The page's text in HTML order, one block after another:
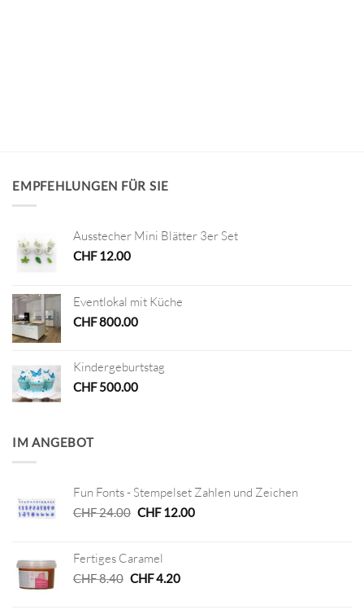
EMPFEHLUNGEN FÜR SIE
Ausstecher Mini Blätter 3er Set
CHF12.00
Eventlokal mit Küche
CHF800.00
Kindergeburtstag
CHF500.00
IM ANGEBOT
Fun Fonts - Stempelset Zahlen und Zeichen
CHF24.00 Ursprünglicher
CHF 24.00
CHF12.00Aktueller
Fertiges Caramel
CHF8.40 Ursprünglicher
CHF4.20Aktueller